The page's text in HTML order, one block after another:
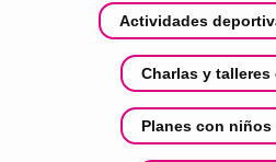
Actividades
Charlas y talleres
Planes con niños